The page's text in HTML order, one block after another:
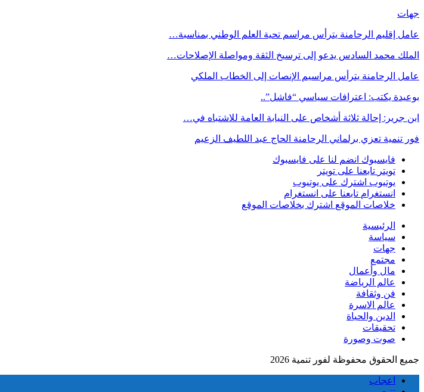
جهات
عامل إقليم الرحامنة يترأس مراسم تحية العلم الوطني بمناسبة…
الملك محمد السادس يدعو إلى ترسيخ الثقة ومواصلة الإصلاحات…
عامل الرحامنة يترأس مراسيم الإنصات إلى الخطاب الملكي
بوعيدة يكتب: اعترافات سياسي “فاشل”..
ابن جرير: إحالة ثلاثة أشخاص على النيابة العامة للاشتباه في…
فور تنمية تعزي برلماني الرحامنة الحاج عبد اللطيف الزعيم
فايسبوك انضم لنا على فايسبوك
تويتر تابعنا على تويتر
يوتيوب اشترك على يوتيوب
انستغرام تابعنا على انستغرام
خلاصات الموقع اشترك بخلاصات الموقع
الرئيسية
سياسة
جهات
مجتمع
مال وأعمال
عالم الرياضة
فن وثقافة
عالم الاسرة
الدين والحياة
تحقيقات
صوت وصورة
جميع الحقوق محفوظة لفور تنمية 2026
اعجاب